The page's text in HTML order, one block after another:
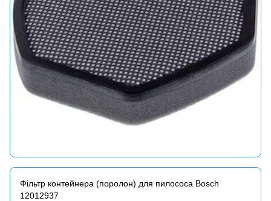
Фільтр контейнера (поролон) для пилососа Bosch
12012937